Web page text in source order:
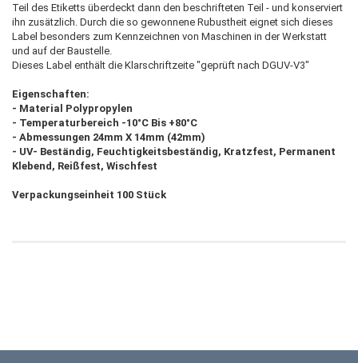
Teil des Etiketts überdeckt dann den beschrifteten Teil - und konserviert
ihn zusätzlich. Durch die so gewonnene Rubustheit eignet sich dieses
Label besonders zum Kennzeichnen von Maschinen in der Werkstatt
und auf der Baustelle.
Dieses Label enthält die Klarschriftzeite "geprüft nach DGUV-V3"
Eigenschaften:
- Material Polypropylen
- Temperaturbereich -10°C Bis +80°C
- Abmessungen 24mm X 14mm (42mm)
- UV- Beständig, Feuchtigkeitsbeständig, Kratzfest, Permanent
Klebend, Reißfest, Wischfest
Verpackungseinheit 100 Stück